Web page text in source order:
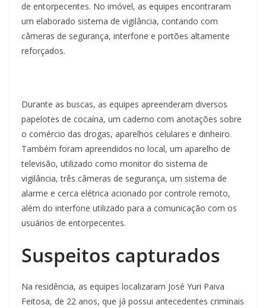
de entorpecentes. No imóvel, as equipes encontraram
um elaborado sistema de vigilância, contando com
câmeras de segurança, interfone e portões altamente
reforçados.
Durante as buscas, as equipes apreenderam diversos
papelotes de cocaína, um caderno com anotações sobre
o comércio das drogas, aparelhos celulares e dinheiro.
Também foram apreendidos no local, um aparelho de
televisão, utilizado como monitor do sistema de
vigilância, três câmeras de segurança, um sistema de
alarme e cerca elétrica acionado por controle remoto,
além do interfone utilizado para a comunicação com os
usuários de entorpecentes.
Suspeitos capturados
Na residência, as equipes localizaram José Yuri Paiva
Feitosa, de 22 anos, que já possui antecedentes criminais